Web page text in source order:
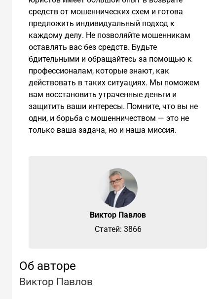
средств от мошеннических схем и готова
предложить индивидуальный подход к
каждому делу. Не позволяйте мошенникам
оставлять вас без средств. Будьте
бдительными и обращайтесь за помощью к
профессионалам, которые знают, как
действовать в таких ситуациях. Мы поможем
вам восстановить утраченные деньги и
защитить ваши интересы. Помните, что вы не
одни, и борьба с мошенничеством — это не
только ваша задача, но и наша миссия.
Виктор Павлов
Cтатей: 3866
Об авторе
Виктор Павлов